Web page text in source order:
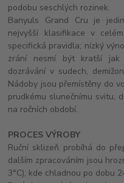
podobu seschlých rozinek.
Banyuls Grand Cru je
nejvyšší klasifikace v
specifická pravidla; nízký
zrání nesmí být kratší jak
dozrávání v sudech,
Nádoby jsou přemístěny do
prudkému slunečnímu svitu,
na ročních období.
PROCES VÝROBY
Ruční sklizeň probíhá do
dalším zpracováním jsou
3°C), kde chladnou po dobu